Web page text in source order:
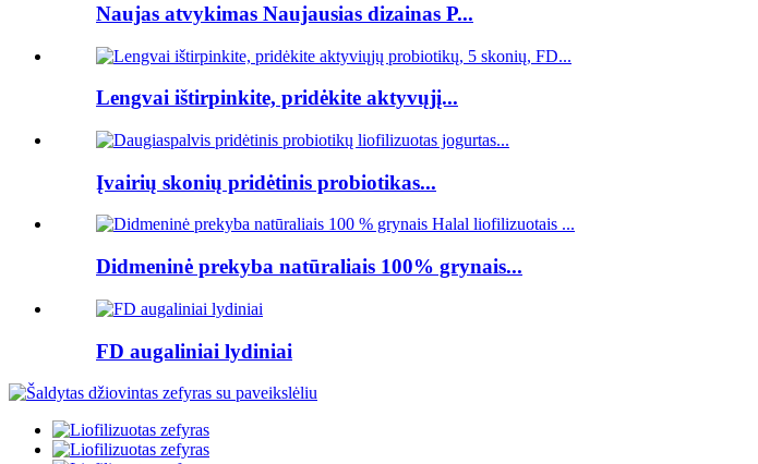
Naujas atvykimas Naujausias dizainas P...
Lengvai ištirpinkite, pridėkite aktyvųjį...
Įvairių skonių pridėtinis probiotikas...
Didmeninė prekyba natūraliais 100% grynais...
FD augaliniai lydiniai